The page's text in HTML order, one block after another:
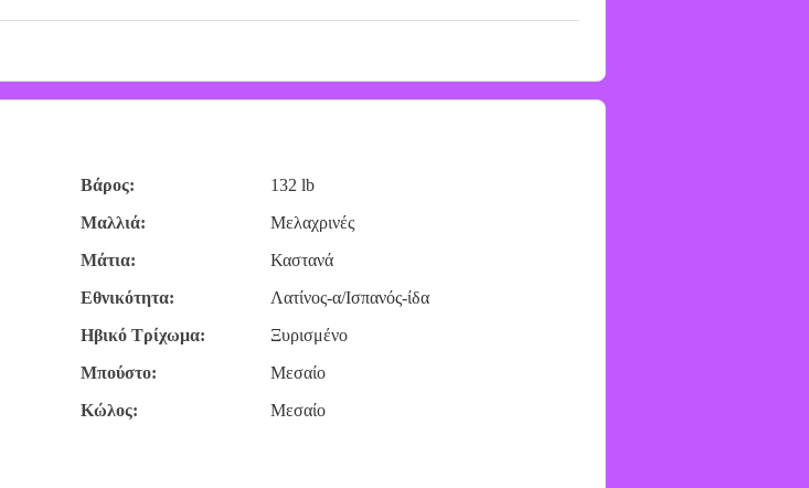
Βάρος:
132 lb
Μαλλιά:
Μελαχρινές
Μάτια:
Καστανά
Εθνικότητα:
Λατίνος-α/Ισπανός-ίδα
Ηβικό Τρίχωμα:
Ξυρισμένο
Μπούστο:
Μεσαίο
Κώλος:
Μεσαίο